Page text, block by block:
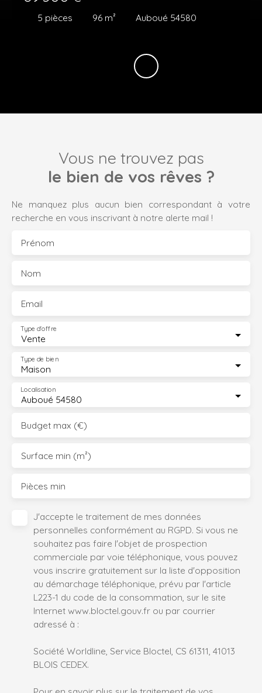
5 pièces 96 m² Auboué 54580
Vous ne trouvez pas
le bien de vos rêves ?
Ne manquez plus aucun bien correspondant à votre
recherche en vous inscrivant à notre alerte mail !
Prénom
Nom
Email
Vente
Type d'offre
Maison
Type de bien
Auboué 54580
Localisation
Budget max (€)
Surface min (m²)
Pièces min
J'accepte le traitement de mes données
personnelles conformément au RGPD. Si vous ne
souhaitez pas faire l'objet de prospection
commerciale par voie téléphonique, vous pouvez
vous inscrire gratuitement sur la liste d'opposition
au démarchage téléphonique, prévu par l'article
L223-1 du code de la consommation, sur le site
Internet www.bloctel.gouv.fr ou par courrier
adressé à :
Société Worldline, Service Bloctel, CS 61311, 41013
BLOIS CEDEX.